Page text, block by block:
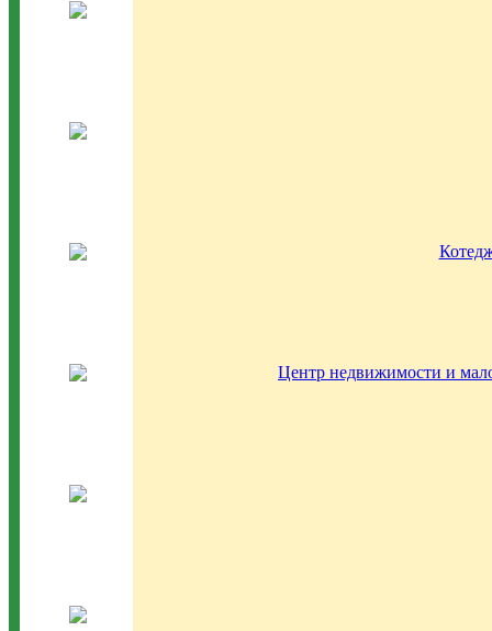
Центр недвижимости и